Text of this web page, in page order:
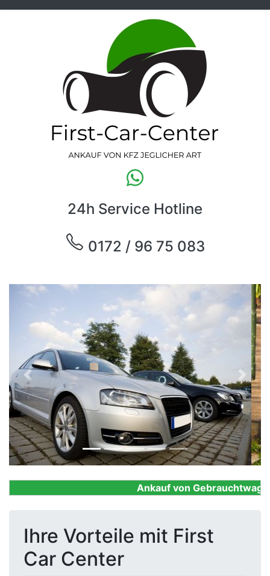
24h Service Hotline
0172 / 96 75 083
Previous Next
Ankauf von
Ihre Vorteile mit First
Car Center